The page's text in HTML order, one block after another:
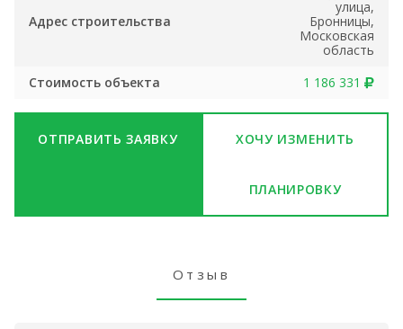
Адрес строительства
улица,
Бронницы,
Московская
область
Стоимость объекта
1 186 331
ХОЧУ ИЗМЕНИТЬ
ПЛАНИРОВКУ
ОТПРАВИТЬ ЗАЯВКУ
Отзыв